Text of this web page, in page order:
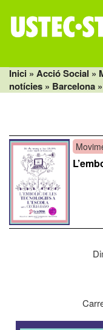
content
Inici » Acció Social »
notícies » Barcelona